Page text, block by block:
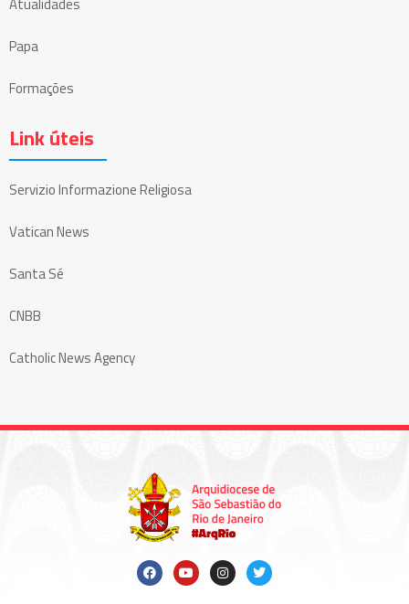
Papa
Formações
Link úteis
Servizio Informazione Religiosa
Vatican News
Santa Sé
CNBB
Catholic News Agency